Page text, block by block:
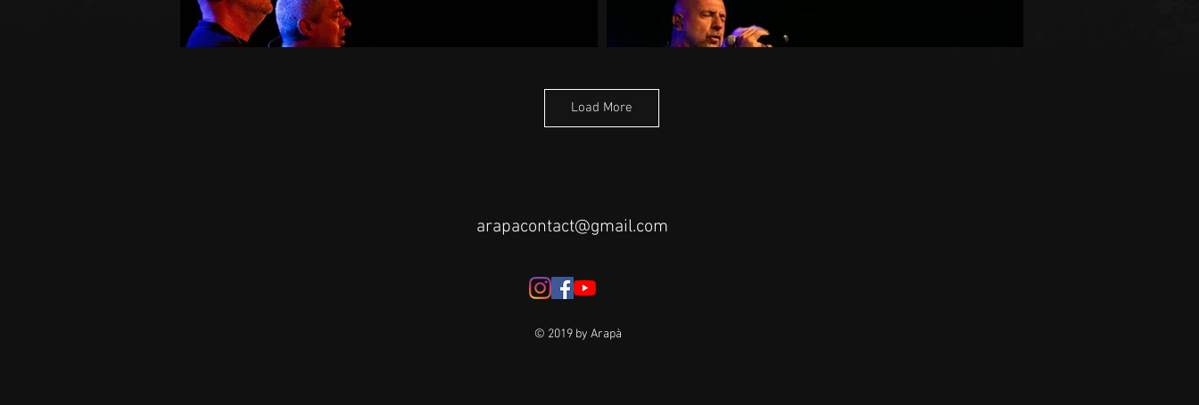
Load More
arapacontact@gmail.com
© 2019 by Arapà